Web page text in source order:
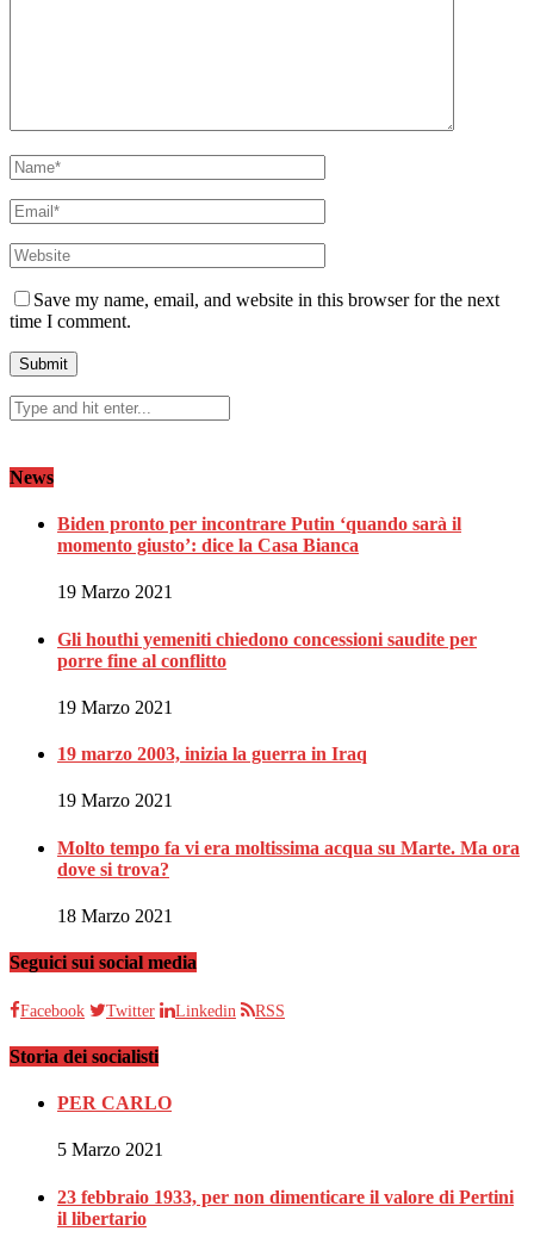
Save my name, email, and website in this browser for the next
time I comment.
News
Biden pronto per incontrare Putin ‘quando sarà il
momento giusto’: dice la Casa Bianca
19 Marzo 2021
Gli houthi yemeniti chiedono concessioni saudite per
porre fine al conflitto
19 Marzo 2021
19 marzo 2003, inizia la guerra in Iraq
19 Marzo 2021
Molto tempo fa vi era moltissima acqua su Marte. Ma ora
dove si trova?
18 Marzo 2021
Seguici sui social media
Facebook Twitter Linkedin RSS
Storia dei socialisti
PER CARLO
5 Marzo 2021
23 febbraio 1933, per non dimenticare il valore di Pertini
il libertario